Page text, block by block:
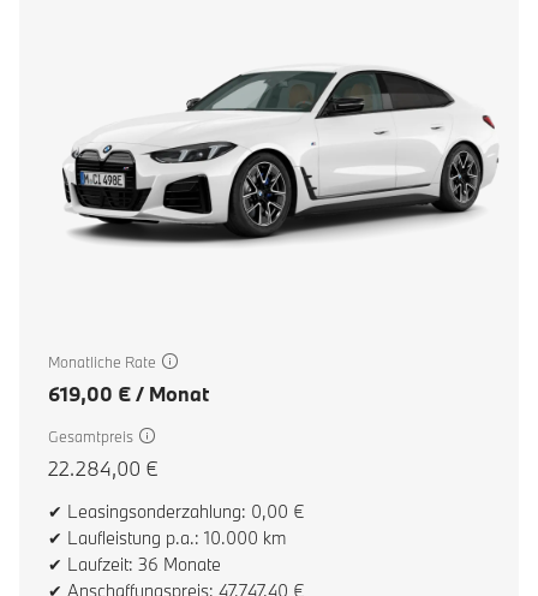
Monatliche Rate
619,00 € / Monat
Gesamtpreis
22.284,00 €
✔ Leasingsonderzahlung: 0,00 €
✔ Laufleistung p.a.: 10.000 km
✔ Laufzeit: 36 Monate
✔ Anschaffungspreis: 47.747,40 €